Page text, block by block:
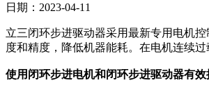
日期：2023-04-11
立三闭环步进驱动器采用最新专用电机
度和精度，降低机器能耗。在电机连续
使用闭环步进电机和闭环步进驱动器有